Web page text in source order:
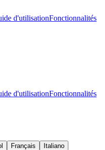
d'utilisationFonctionnalités
d'utilisationFonctionnalités
Français Italiano